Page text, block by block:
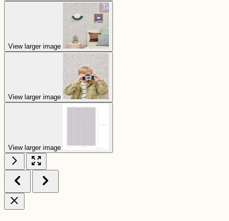
View larger image
View larger image
View larger image